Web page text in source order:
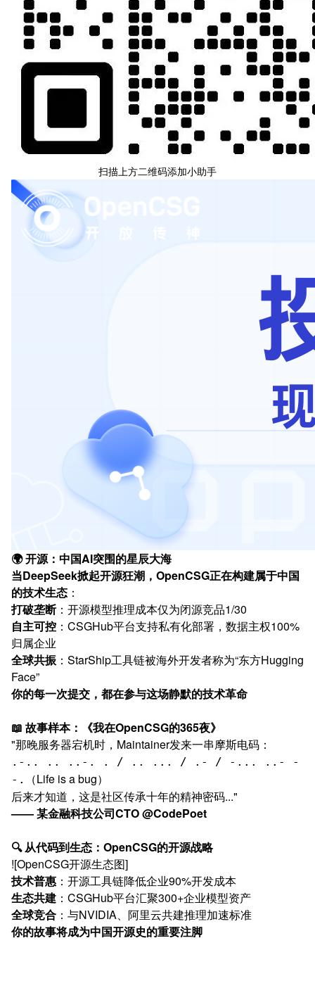
扫描上方二维码添加小助手
🌍 开源：中国AI突围的星辰大海
当DeepSeek掀起开源狂潮，OpenCSG正在构建属于中国
的技术生态 ：
打破垄断：开源模型推理成本仅为闭源竞品1/30
自主可控 ：CSGHub平台支持私有化部署，数据主权100%
归属企业
全球共振 ：StarShip工具链被海外开发者称为“东方Hugging
Face”
你的每一次提交，都在参与这场静默的技术革命
📖 故事样本：《我在OpenCSG的365夜》
"那晚服务器宕机时，Maintainer发来一串摩斯电码：
.-.. .. ..-. . / .. ... / .- / -... ..- -
-.
（Life is a bug）
后来才知道，这是社区传承十年的精神密码..."
—— 某金融科技公司CTO @CodePoet
🔍 从代码到生态：OpenCSG的开源战略
![OpenCSG开源生态图]
技术普惠 ：开源工具链降低企业90%开发成本
生态共建 ：CSGHub平台汇聚300+企业模型资产
全球竞合 ：与NVIDIA、阿里云共建推理加速标准
你的故事将成为中国开源史的重要注脚